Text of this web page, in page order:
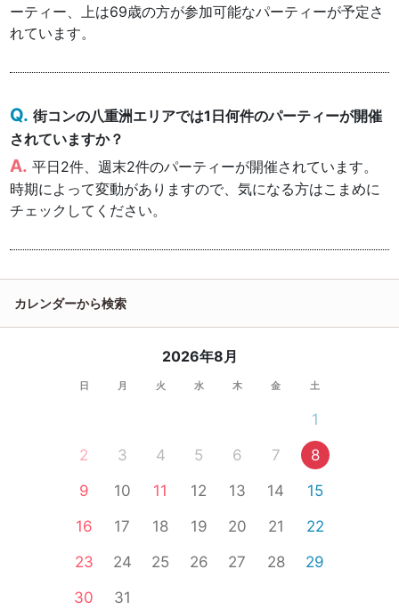
ーティー、上は69歳の方が参加可能なパーティーが予定さ
れています。
街コンの八重洲エリアでは1日何件のパーティーが開催
されていますか？
平日2件、週末2件のパーティーが開催されています。
時期によって変動がありますので、気になる方はこまめに
チェックしてください。
カレンダーから検索
2026年8月
日 月 火 水 木 金 土
1
2
3 4 5 6 7
8
9
10 11 12 13 14
15
16
17 18 19 20 21
22
23
24 25 26 27 28
29
30
31